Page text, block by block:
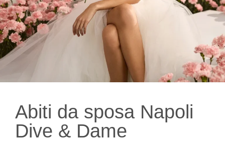
Abiti da sposa Napoli
Dive & Dame